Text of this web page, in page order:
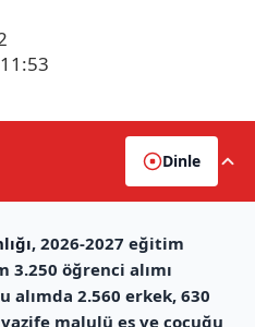
Dinle
, 2026-2027 eğitim
3.250 öğrenci alımı
alımda 2.560 erkek, 630
malulü eş ve çocuğu